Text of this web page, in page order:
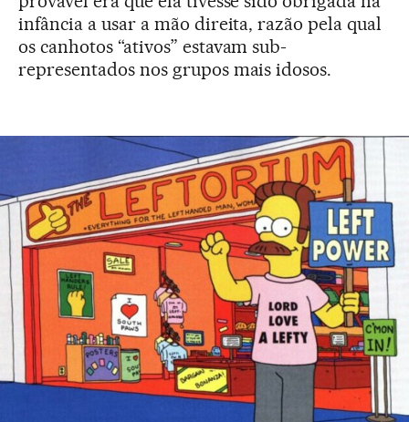
infância a usar a mão direita, razão pela qual
os canhotos “ativos” estavam sub-
representados nos grupos mais idosos.